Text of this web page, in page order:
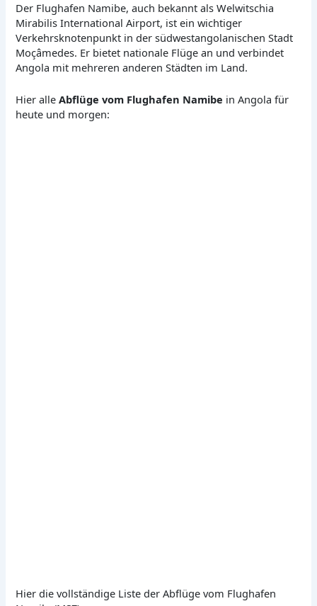
Der Flughafen Namibe, auch bekannt als Welwitschia
Mirabilis International Airport, ist ein wichtiger
Verkehrsknotenpunkt in der südwestangolanischen Stadt
Moçâmedes. Er bietet nationale Flüge an und verbindet
Angola mit mehreren anderen Städten im Land.
Hier alleAbflüge vom Flughafen Namibe in Angola für
heute und morgen:
Hier die vollständige Liste der Abflüge vom Flughafen